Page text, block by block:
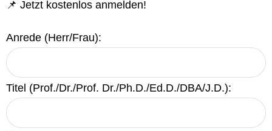
📌 Jetzt kostenlos anmelden!
Anrede (Herr/Frau):
Titel (Prof./Dr./Prof. Dr./Ph.D./Ed.D./DBA/J.D.):